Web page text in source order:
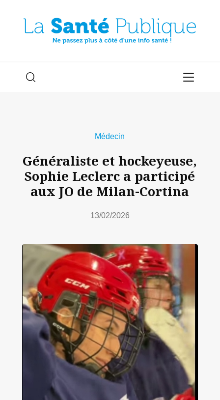
Médecin
Généraliste et hockeyeuse,
Sophie Leclerc a participé
aux JO de Milan-Cortina
13/02/2026